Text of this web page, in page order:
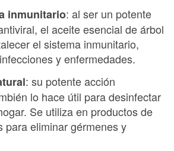
inmunitario: al ser un potente
el aceite esencial de árbol
el sistema inmunitario,
y enfermedades.
: su potente acción
lo hace útil para desinfectar
Se utiliza en productos de
para eliminar gérmenes y